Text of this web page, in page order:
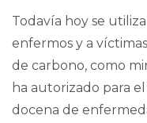
Todavía hoy se
enfermos y a
de carbono, como
ha autorizado para
docena de